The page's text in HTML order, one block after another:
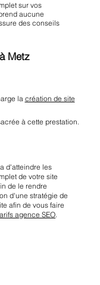
Metz
la création de site
d'atteindre les
de votre site
de le rendre
d'une stratégie de
afin de vous faire
agence SEO.
à cette prestation.
sur vos
aucune
des conseils